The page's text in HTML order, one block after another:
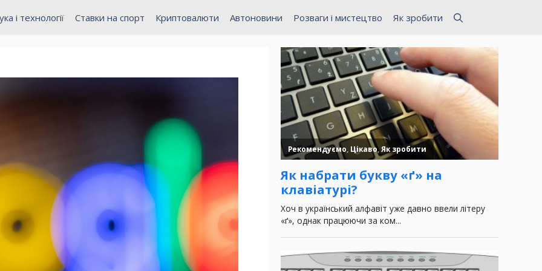
і технології Ставки на спорт Криптовалюти Автоновини Розваги і мистецтво Як зробити